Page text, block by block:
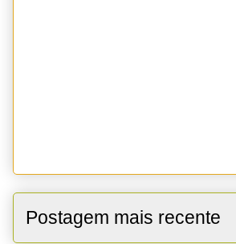
Postagem mais recente